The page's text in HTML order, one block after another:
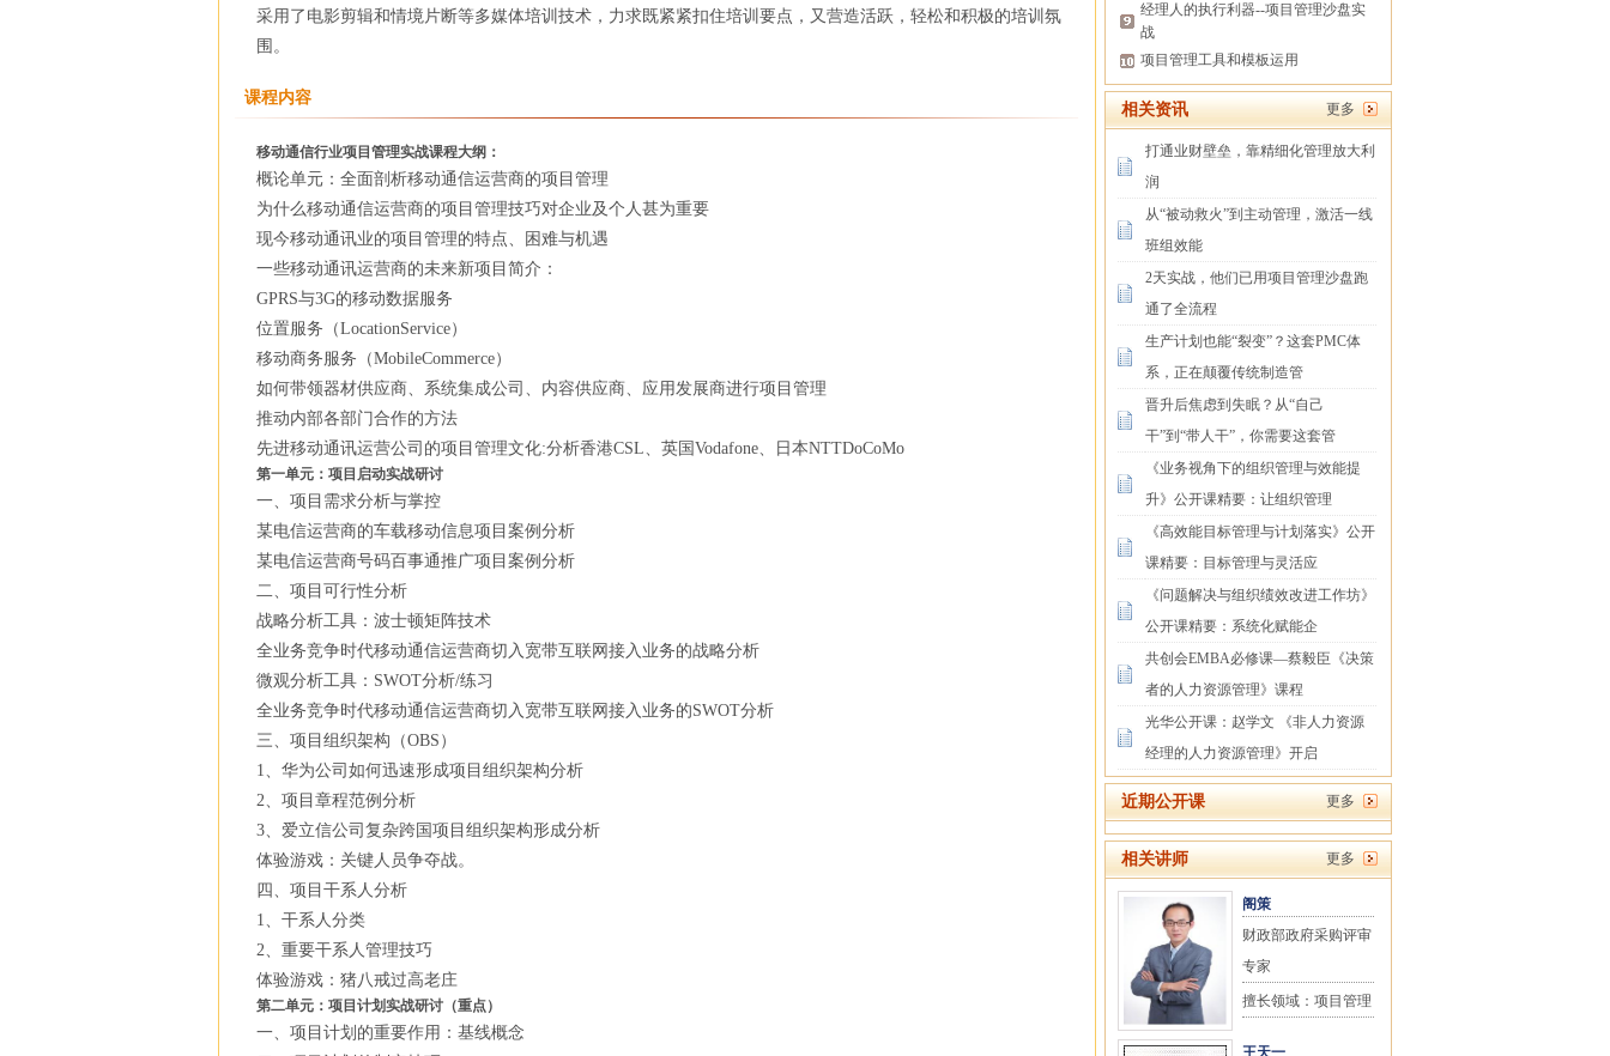
采用了电影剪辑和情境片断等多媒体培训技术，力求既紧紧扣住培训要点，又营造活跃，轻松和积极的培训氛
围。
课程内容
移动通信行业项目管理实战课程大纲：
概论单元：全面剖析移动通信运营商的项目管理
为什么移动通信运营商的项目管理技巧对企业及个人甚为重要
现今移动通讯业的项目管理的特点、困难与机遇
一些移动通讯运营商的未来新项目简介：
GPRS与3G的移动数据服务
位置服务（LocationService）
移动商务服务（MobileCommerce）
如何带领器材供应商、系统集成公司、内容供应商、应用发展商进行项目管理
推动内部各部门合作的方法
先进移动通讯运营公司的项目管理文化:分析香港CSL、英国Vodafone、日本NTTDoCoMo
第一单元：项目启动实战研讨
一、项目需求分析与掌控
某电信运营商的车载移动信息项目案例分析
某电信运营商号码百事通推广项目案例分析
二、项目可行性分析
战略分析工具：波士顿矩阵技术
全业务竞争时代移动通信运营商切入宽带互联网接入业务的战略分析
微观分析工具：SWOT分析/练习
全业务竞争时代移动通信运营商切入宽带互联网接入业务的SWOT分析
三、项目组织架构（OBS）
1、华为公司如何迅速形成项目组织架构分析
2、项目章程范例分析
3、爱立信公司复杂跨国项目组织架构形成分析
体验游戏：关键人员争夺战。
四、项目干系人分析
1、干系人分类
2、重要干系人管理技巧
体验游戏：猪八戒过高老庄
第二单元：项目计划实战研讨（重点）
一、项目计划的重要作用：基线概念
经理人的执行利器--项目管理沙盘实
战
项目管理工具和模板运用
相关资讯 更多
打通业财壁垒，靠精细化管理放大利
润
从“被动救火”到主动管理，激活一线
班组效能
2天实战，他们已用项目管理沙盘跑
通了全流程
生产计划也能“裂变”？这套PMC体
系，正在颠覆传统制造管
晋升后焦虑到失眠？从“自己
干”到“带人干”，你需要这套管
《业务视角下的组织管理与效能提
升》公开课精要：让组织管理
《高效能目标管理与计划落实》公开
课精要：目标管理与灵活应
《问题解决与组织绩效改进工作坊》
公开课精要：系统化赋能企
共创会EMBA必修课—蔡毅臣《决策
者的人力资源管理》课程
光华公开课：赵学文 《非人力资源
经理的人力资源管理》开启
近期公开课 更多
相关讲师 更多
阁策
财政部政府采购评审
专家
擅长领域：项目管理
王天一